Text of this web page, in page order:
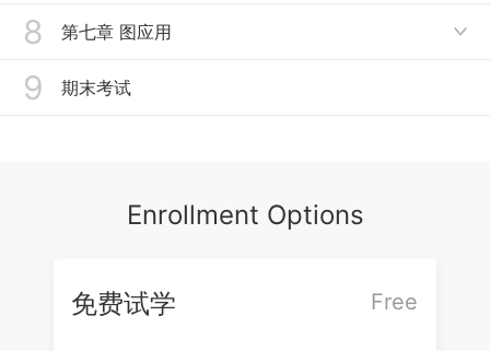
D3. 有序向量：Fib查找
E. 选择排序
G. 插入排序
E. 栈混洗
F. 中缀表达式求值
本章测验
D. 二叉树实现
I. 重构
A. 概述
F1. 拓扑排序之零入度算法
本章测验
8 第七章 图应用 
A1. 双连通分量：判定准则
B. 优先级搜索
D. Prim算法
9 期末考试
Enrollment Options
Free
免费试学